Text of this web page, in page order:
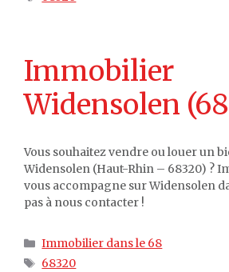
Immobilier
Widensolen
Vous souhaitez vendre ou louer un
Widensolen (Haut-Rhin – 68320) ?
vous accompagne sur Widensolen
pas à nous contacter !
Catégories
Immobilier dans le 68
Étiquettes
68320